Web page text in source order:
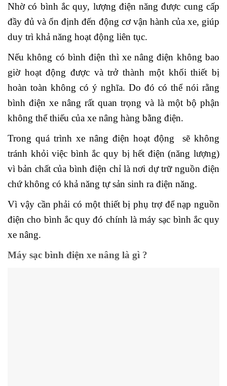
Nhờ có bình ắc quy, lượng điện năng được cung cấp
đầy đủ và ổn định đến động cơ vận hành của xe, giúp
duy trì khả năng hoạt động liên tục.
Nếu không có bình điện thì xe nâng điện không bao
giờ hoạt động được và trở thành một khối thiết bị
hoàn toàn không có ý nghĩa. Do đó có thể nói rằng
bình điện xe nâng rất quan trọng và là một bộ phận
không thể thiếu của xe nâng hàng bằng điện.
Trong quá trình xe nâng điện hoạt động sẽ không
tránh khỏi việc bình ắc quy bị hết điện (năng lượng)
vì bản chất của bình điện chỉ là nơi dự trữ nguồn điện
chứ không có khả năng tự sản sinh ra điện năng.
Vì vậy cần phải có một thiết bị phụ trợ để nạp nguồn
điện cho bình ắc quy đó chính là máy sạc bình ắc quy
xe nâng.
Máy sạc bình điện xe nâng là gì ?